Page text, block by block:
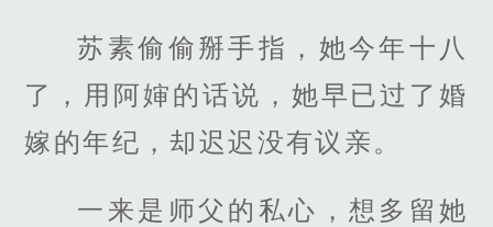
苏素偷偷掰手指，她今年十八
了，用阿婶的话说，她早已过了婚
嫁的年纪，却迟迟没有议亲。
一来是师父的私心，想多留她